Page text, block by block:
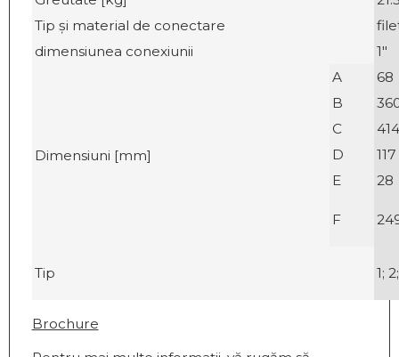
Tip și material de conectare
dimensiunea conexiunii
1"
Dimensiuni [mm]
A
68
B
C
414
D
117
E
28
F
Tip 1;
Brochure